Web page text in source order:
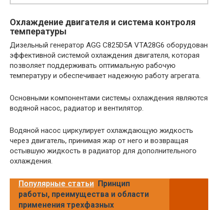
Охлаждение двигателя и система контроля
температуры
Дизельный генератор AGG C825D5A VTA28G6 оборудован
эффективной системой охлаждения двигателя, которая
позволяет поддерживать оптимальную рабочую
температуру и обеспечивает надежную работу агрегата.
Основными компонентами системы охлаждения являются
водяной насос, радиатор и вентилятор.
Водяной насос циркулирует охлаждающую жидкость
через двигатель, принимая жар от него и возвращая
остывшую жидкость в радиатор для дополнительного
охлаждения.
Популярные статьи Принцип
работы, преимущества и области
применения трехфазных